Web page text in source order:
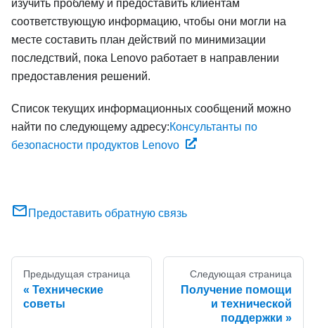
изучить проблему и предоставить клиентам
соответствующую информацию, чтобы они могли на
месте составить план действий по минимизации
последствий, пока Lenovo работает в направлении
предоставления решений.
Список текущих информационных сообщений можно
найти по следующему адресу:Консультанты по
безопасности продуктов Lenovo
Предоставить обратную связь
Предыдущая страница
Технические
советы
Следующая страница
Получение помощи
и технической
поддержки